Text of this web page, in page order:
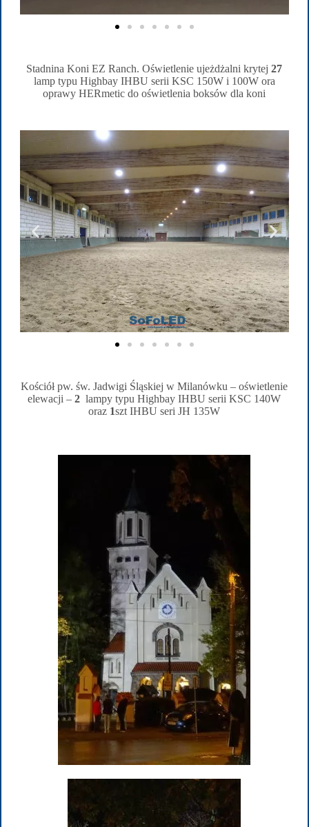
Stadnina Koni EZ Ranch. Oświetlenie ujeżdżalni krytej27
lamp typu Highbay IHBU serii KSC 150W i 100W ora
oprawy HERmetic do oświetlenia boksów dla koni
Kościół pw. św. Jadwigi Śląskiej w Milanówku – oświetlenie
elewacji –2 lampy typu Highbay IHBU serii KSC 140W
oraz 1szt IHBU seri JH 135W